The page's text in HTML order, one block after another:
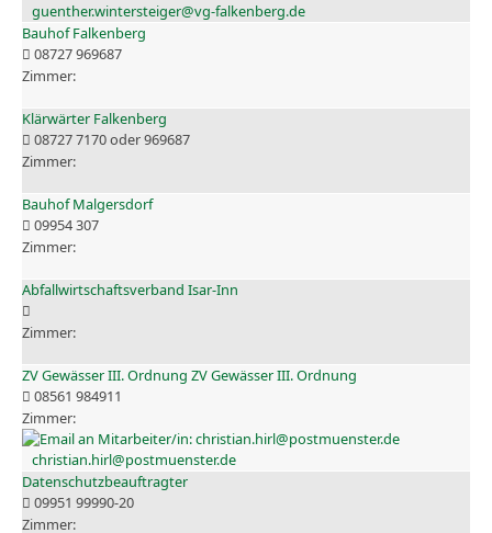
guenther.wintersteiger@vg-falkenberg.de
Bauhof Falkenberg
08727 969687
Klärwärter Falkenberg
08727 7170 oder 969687
Bauhof Malgersdorf
09954 307
Abfallwirtschaftsverband Isar-Inn
ZV Gewässer III. Ordnung ZV Gewässer III. Ordnung
08561 984911
christian.hirl@postmuenster.de
Datenschutzbeauftragter
09951 99990-20